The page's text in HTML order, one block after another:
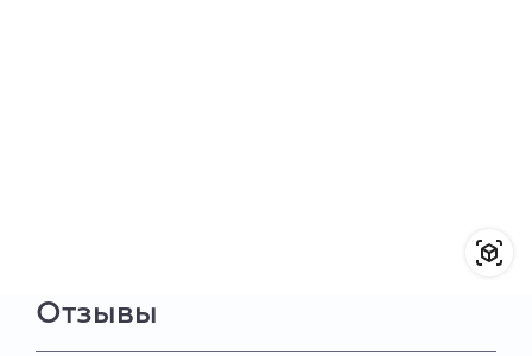
Отзывы